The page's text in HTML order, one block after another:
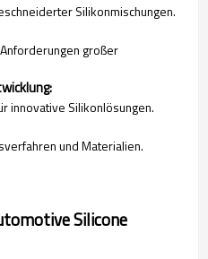
Silikonmischungen.
großer
innovative Silikonlösungen.
und Materialien.
Silicone